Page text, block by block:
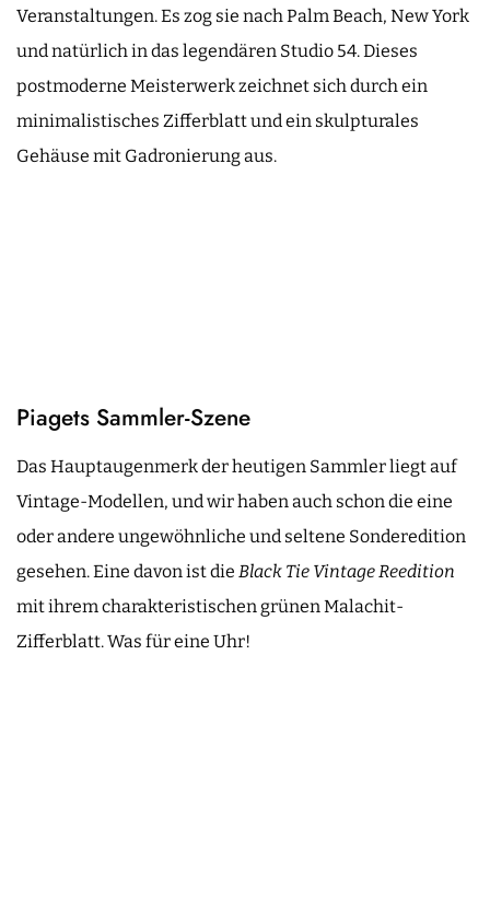
Veranstaltungen. Es zog sie nach Palm Beach, New York
und natürlich in das legendären Studio 54. Dieses
postmoderne Meisterwerk zeichnet sich durch ein
minimalistisches Zifferblatt und ein skulpturales
Gehäuse mit Gadronierung aus.
Piagets Sammler-Szene
Das Hauptaugenmerk der heutigen Sammler liegt auf
Vintage-Modellen, und wir haben auch schon die eine
oder andere ungewöhnliche und seltene Sonderedition
gesehen. Eine davon ist die Black Tie Vintage Reedition
mit ihrem charakteristischen grünen Malachit-
Zifferblatt. Was für eine Uhr!